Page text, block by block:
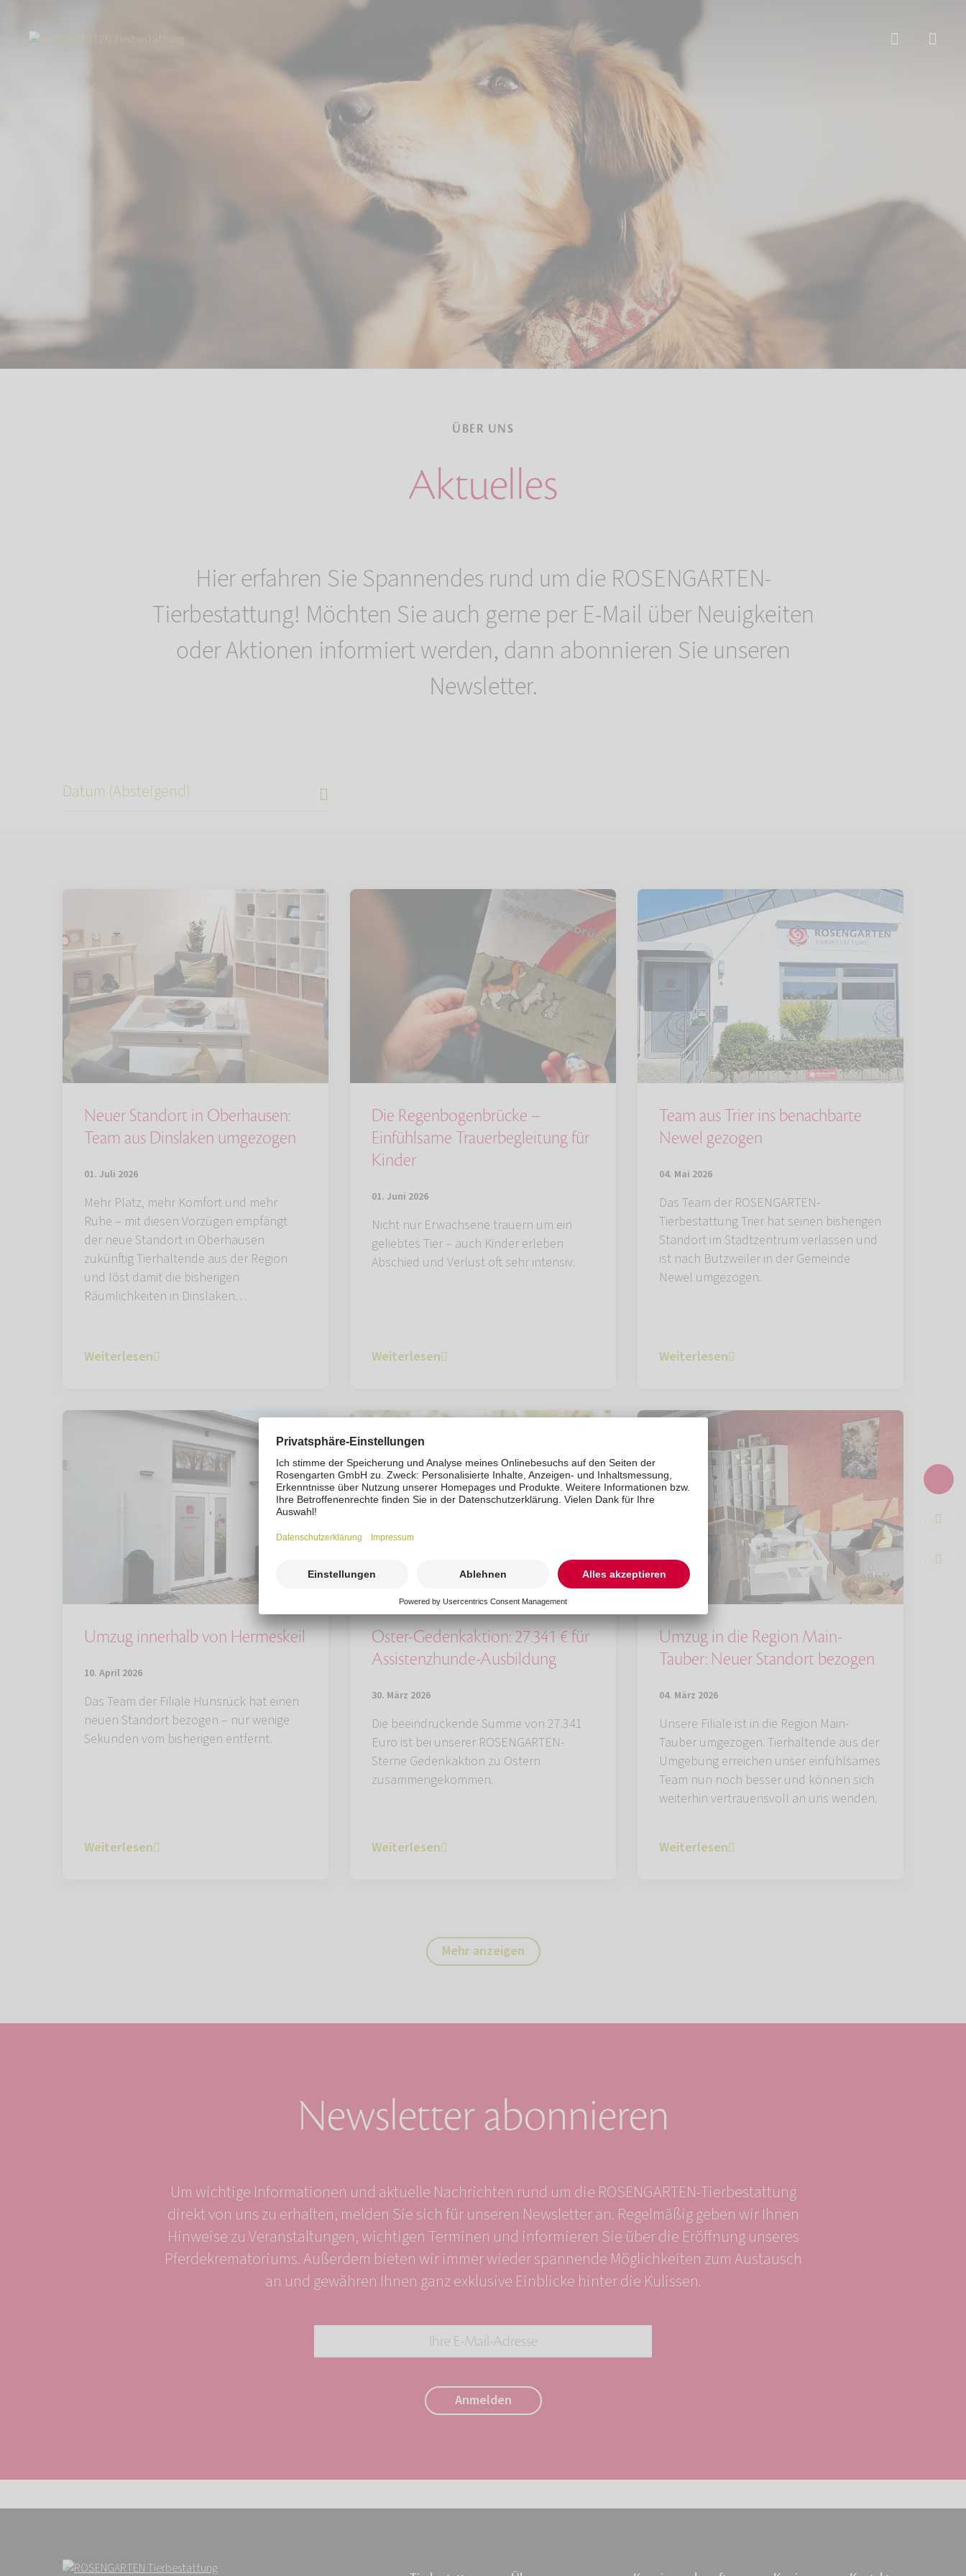
ÜBER UNS
Aktuelles
Hier erfahren Sie Spannendes rund um die ROSENGARTEN-
Tierbestattung! Möchten Sie auch gerne per E-Mail über Neuigkeiten
oder Aktionen informiert werden, dann abonnieren Sie unseren
Newsletter.
Datum (Absteigend)
Neuer Standort in Oberhausen:
Team aus Dinslaken umgezogen
01. Juli 2026
Mehr Platz, mehr Komfort und mehr
Ruhe – mit diesen Vorzügen empfängt
der neue Standort in Oberhausen
zukünftig Tierhaltende aus der Region
und löst damit die bisherigen
Räumlichkeiten in Dinslaken…
Weiterlesen
Die Regenbogenbrücke –
Einfühlsame Trauerbegleitung für
Kinder
01. Juni 2026
Nicht nur Erwachsene trauern um ein
geliebtes Tier – auch Kinder erleben
Abschied und Verlust oft sehr intensiv.
Weiterlesen
Team aus Trier ins benachbarte
Newel gezogen
04. Mai 2026
Das Team der ROSENGARTEN-
Tierbestattung Trier hat seinen bisherigen
Standort im Stadtzentrum verlassen und
ist nach Butzweiler in der Gemeinde
Newel umgezogen.
Weiterlesen
Umzug innerhalb von Hermeskeil
10. April 2026
Das Team der Filiale Hunsrück hat einen
neuen Standort bezogen – nur wenige
Sekunden vom bisherigen entfernt.
Weiterlesen
Oster-Gedenkaktion: 27.341 € für
Assistenzhunde-Ausbildung
30. März 2026
Die beeindruckende Summe von 27.341
Euro ist bei unserer ROSENGARTEN-
Sterne Gedenkaktion zu Ostern
zusammengekommen.
Weiterlesen
Umzug in die Region Main-
Tauber: Neuer Standort bezogen
04. März 2026
Unsere Filiale ist in die Region Main-
Tauber umgezogen. Tierhaltende aus der
Umgebung erreichen unser einfühlsames
Team nun noch besser und können sich
weiterhin vertrauensvoll an uns wenden.
Weiterlesen
Mehr anzeigen
Newsletter abonnieren
Um wichtige Informationen und aktuelle Nachrichten rund um die ROSENGARTEN-Tierbestattung
direkt von uns zu erhalten, melden Sie sich für unseren Newsletter an. Regelmäßig geben wir Ihnen
Hinweise zu Veranstaltungen, wichtigen Terminen und informieren Sie über die Eröffnung unseres
Pferdekrematoriums. Außerdem bieten wir immer wieder spannende Möglichkeiten zum Austausch
an und gewähren Ihnen ganz exklusive Einblicke hinter die Kulissen.
Ihre
E-
Adresse:
Anmelden